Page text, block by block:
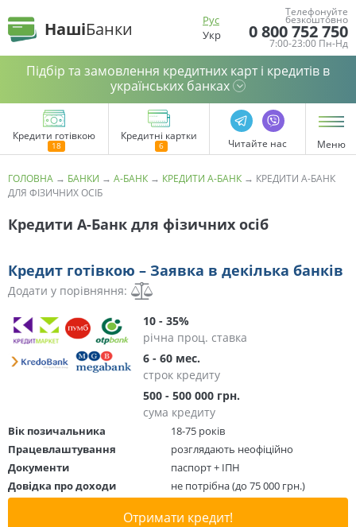
НашіБанки
Рус
Укр
Телефонуйте
безкоштовно
0 800 752 750
7:00-23:00 Пн-Нд
Підбір та замовлення кредитних карт і кредитів в
українських банках
Кредити готівкою Кредитні картки
Читайте нас Меню
ГОЛОВНА → БАНКИ → А-БАНК → КРЕДИТИ А-БАНК → КРЕДИТИ А-БАНК
ДЛЯ ФІЗИЧНИХ ОСІБ
Кредити А-Банк для фізичних осіб
Кредит готівкою – Заявка в декілька банків
Додати у порівняння:
10 - 35%
річна проц. ставка
6 - 60 мес.
строк кредиту
500 - 500 000 грн.
сума кредиту
Вік позичальника
18-75 років
Працевлаштування
розглядають неофіційно
Документи
паспорт + ІПН
Довідка про доходи
не потрібна (до 75 000 грн.)
Отримати кредит!